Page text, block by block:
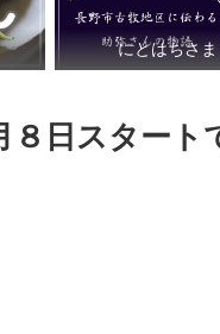
にとはちさま
日スタート